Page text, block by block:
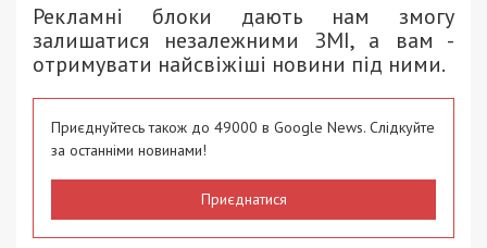
Рекламні блоки дають нам змогу
залишатися незалежними ЗМІ, а вам -
отримувати найсвіжіші новини під ними.
Приєднуйтесь також до 49000 в Google News. Слідкуйте
за останніми новинами!
Приєднатися